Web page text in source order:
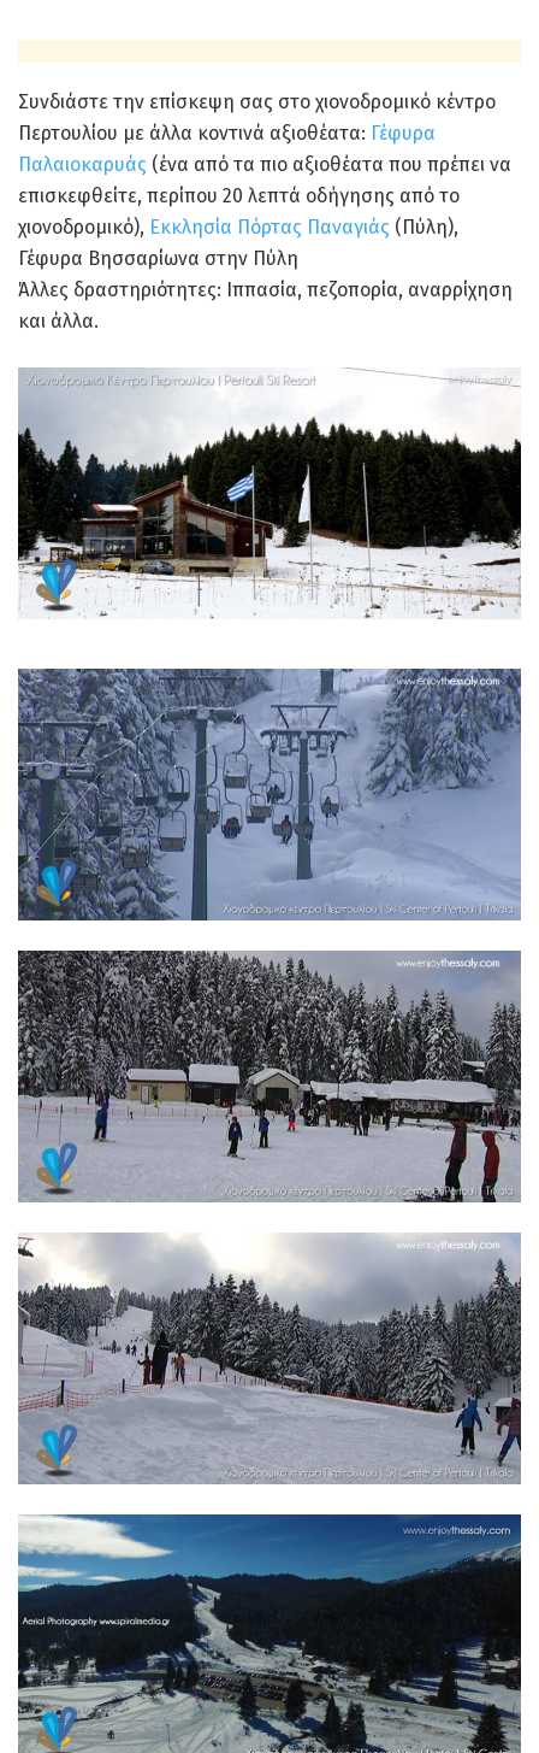
Συνδιάστε την επίσκεψη σας στο χιονοδρομικό κέντρο
Περτουλίου με άλλα κοντινά αξιοθέατα: Γέφυρα
Παλαιοκαρυάς (ένα από τα πιο αξιοθέατα που πρέπει να
επισκεφθείτε, περίπου 20 λεπτά οδήγησης από το
χιονοδρομικό), Εκκλησία Πόρτας Παναγιάς (Πύλη),
Γέφυρα Βησσαρίωνα στην Πύλη
Άλλες δραστηριότητες: Ιππασία, πεζοπορία, αναρρίχηση
και άλλα.